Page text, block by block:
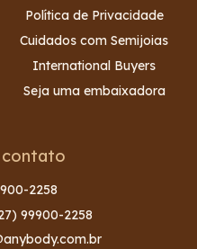
Política de Privacidade
Cuidados com Semijoias
International Buyers
Seja uma embaixadora
contato
2258
99900-2258